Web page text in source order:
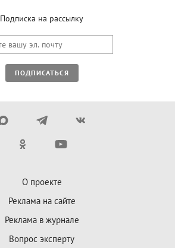
Подписка на рассылку
ПОДПИСАТЬСЯ
О проекте
Реклама на сайте
Реклама в журнале
Вопрос эксперту